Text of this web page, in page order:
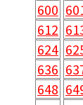
600
612
624
636
648